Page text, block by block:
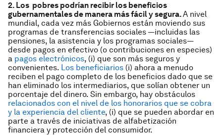
2. Los pobres podrían recibir los beneficios
gubernamentales de manera más fácil y segura.A nivel
mundial, cada vez más Gobiernos están moviendo sus
programas de transferencias sociales —incluidas las
pensiones, la asistencia y los programas sociales—
desde pagos en efectivo (o contribuciones en especies)
a pagos electrónicos, (i) que son más seguros y
convenientes. Los beneficiarios (i) ahora a menudo
reciben el pago completo de los beneficios dado que se
han eliminado los intermediarios, que solían obtener un
porcentaje del dinero. Sin embargo, hay obstáculos
relacionados con el nivel de los honorarios que se cobra
y la experiencia del cliente, (i) que se pueden abordar en
parte a través de iniciativas de alfabetización
financiera y protección del consumidor.